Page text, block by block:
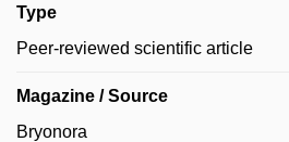
Type
Peer-reviewed scientific article
Magazine / Source
Bryonora